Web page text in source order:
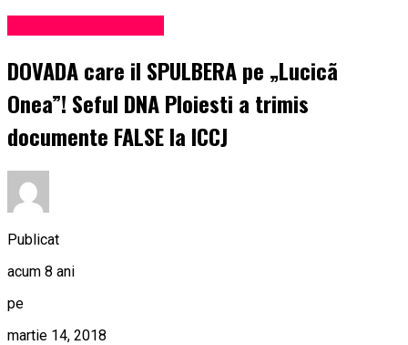
DOVADA care il SPULBERA pe „Lucicã
Onea”! Seful DNA Ploiesti a trimis
documente FALSE la ICCJ
Publicat
acum 8 ani
pe
martie 14, 2018